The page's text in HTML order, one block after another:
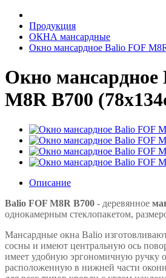
Продукция
ОКНА мансардные
Окно мансардное Balio FOF
Окно мансардное
M8R B700
Описание
Balio FOF M8R B700 - деревянное
однокамерным стеклопакетом,
Мансардные окна Balio
сосны и имеют центральную ось
имеет удобную эргономичную ручку
расположенную в нижней части